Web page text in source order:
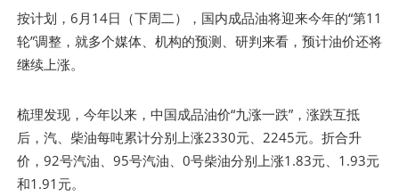
按计划，6月14日（下周二），国内成品油将迎来今年的“第11
轮”调整，就多个媒体、机构的预测、研判来看，预计油价还将
继续上涨。
梳理发现，今年以来，中国成品油价“九涨一跌”，涨跌互抵
后，汽、柴油每吨累计分别上涨2330元、2245元。折合升
价，92号汽油、95号汽油、0号柴油分别上涨1.83元、1.93元
和1.91元。